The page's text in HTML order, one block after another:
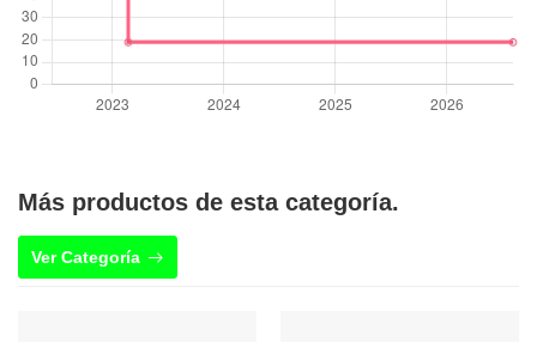
Más productos de esta categoría.
Ver Categoría